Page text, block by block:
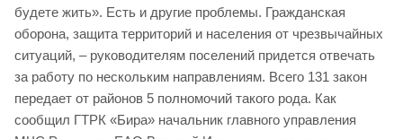
будете жить». Есть и другие проблемы. Гражданская
оборона, защита территорий и населения от чрезвычайных
ситуаций, – руководителям поселений придется отвечать
за работу по нескольким направлениям. Всего 131 закон
передает от районов 5 полномочий такого рода. Как
сообщил ГТРК «Бира» начальник главного управления